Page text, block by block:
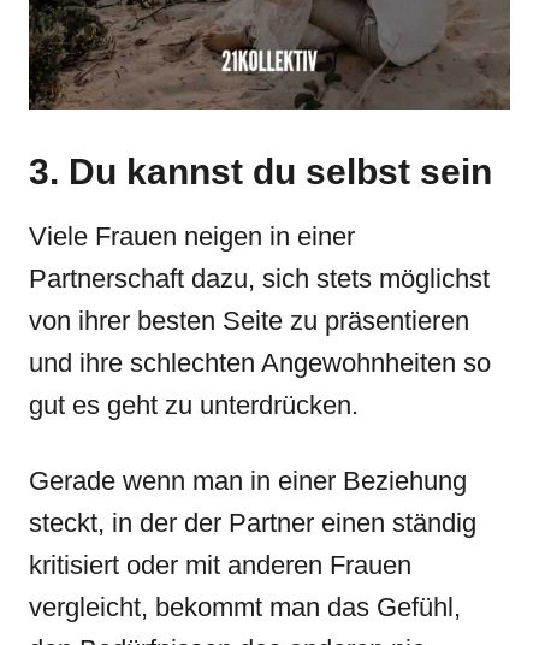
3. Du kannst du selbst sein
Viele Frauen neigen in einer
Partnerschaft dazu, sich stets möglichst
von ihrer besten Seite zu präsentieren
und ihre schlechten Angewohnheiten so
gut es geht zu unterdrücken.
Gerade wenn man in einer Beziehung
steckt, in der der Partner einen ständig
kritisiert oder mit anderen Frauen
vergleicht, bekommt man das Gefühl,